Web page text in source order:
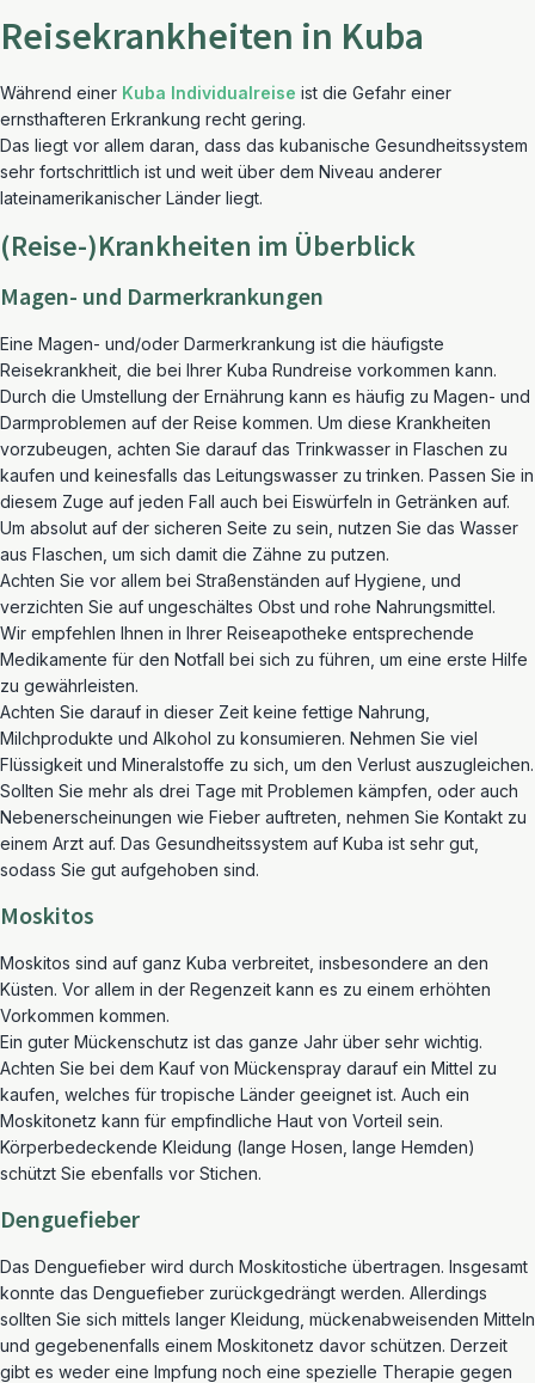
Reisekrankheiten in Kuba
Während einer Kuba Individualreise ist die Gefahr einer
ernsthafteren Erkrankung recht gering.
Das liegt vor allem daran, dass das kubanische Gesundheitssystem
sehr fortschrittlich ist und weit über dem Niveau anderer
lateinamerikanischer Länder liegt.
(Reise-)Krankheiten im Überblick
Magen- und Darmerkrankungen
Eine Magen- und/oder Darmerkrankung ist die häufigste
Reisekrankheit, die bei Ihrer Kuba Rundreise vorkommen kann.
Durch die Umstellung der Ernährung kann es häufig zu Magen- und
Darmproblemen auf der Reise kommen. Um diese Krankheiten
vorzubeugen, achten Sie darauf das Trinkwasser in Flaschen zu
kaufen und keinesfalls das Leitungswasser zu trinken. Passen Sie in
diesem Zuge auf jeden Fall auch bei Eiswürfeln in Getränken auf.
Um absolut auf der sicheren Seite zu sein, nutzen Sie das Wasser
aus Flaschen, um sich damit die Zähne zu putzen.
Achten Sie vor allem bei Straßenständen auf Hygiene, und
verzichten Sie auf ungeschältes Obst und rohe Nahrungsmittel.
Wir empfehlen Ihnen in Ihrer Reiseapotheke entsprechende
Medikamente für den Notfall bei sich zu führen, um eine erste Hilfe
zu gewährleisten.
Achten Sie darauf in dieser Zeit keine fettige Nahrung,
Milchprodukte und Alkohol zu konsumieren. Nehmen Sie viel
Flüssigkeit und Mineralstoffe zu sich, um den Verlust auszugleichen.
Sollten Sie mehr als drei Tage mit Problemen kämpfen, oder auch
Nebenerscheinungen wie Fieber auftreten, nehmen Sie Kontakt zu
einem Arzt auf. Das Gesundheitssystem auf Kuba ist sehr gut,
sodass Sie gut aufgehoben sind.
Moskitos
Moskitos sind auf ganz Kuba verbreitet, insbesondere an den
Küsten. Vor allem in der Regenzeit kann es zu einem erhöhten
Vorkommen kommen.
Ein guter Mückenschutz ist das ganze Jahr über sehr wichtig.
Achten Sie bei dem Kauf von Mückenspray darauf ein Mittel zu
kaufen, welches für tropische Länder geeignet ist. Auch ein
Moskitonetz kann für empfindliche Haut von Vorteil sein.
Körperbedeckende Kleidung (lange Hosen, lange Hemden)
schützt Sie ebenfalls vor Stichen.
Denguefieber
Das Denguefieber wird durch Moskitostiche übertragen. Insgesamt
konnte das Denguefieber zurückgedrängt werden. Allerdings
sollten Sie sich mittels langer Kleidung, mückenabweisenden Mitteln
und gegebenenfalls einem Moskitonetz davor schützen. Derzeit
gibt es weder eine Impfung noch eine spezielle Therapie gegen